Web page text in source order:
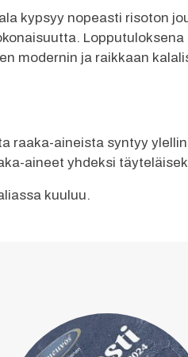
kypsyy nopeasti risoton
modernin ja raikkaan
aineista syntyy
aineet yhdeksi
kuuluu.